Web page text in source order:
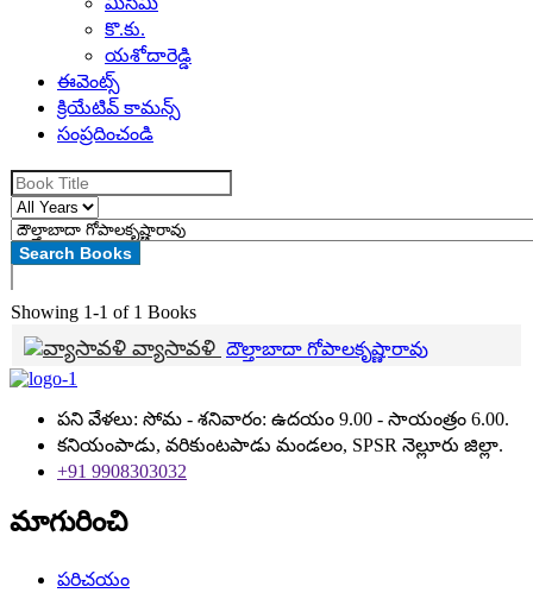
కొ.కు.
యశోదారెడ్డి
ఈవెంట్స్
క్రియేటివ్ కామన్స్
సంప్రదించండి
Showing 1-1 of 1 Books
వ్యాసావళి దౌల్తాబాదా గోపాలకృష్ణారావు
పని వేళలు: సోమ - శనివారం: ఉదయం 9.00 - సాయంత్రం 6.00.
కనియంపాడు, వరికుంటపాడు మండలం, SPSR నెల్లూరు జిల్లా.
+91 9908303032
మాగురించి
పరిచయం